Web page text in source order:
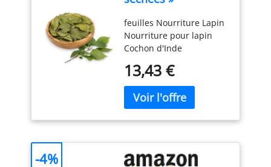
pour lapin pour une
plus grande
feuilles Nourriture Lapin
Nourriture pour lapin
Cochon d'Inde
13,43 €
-4%